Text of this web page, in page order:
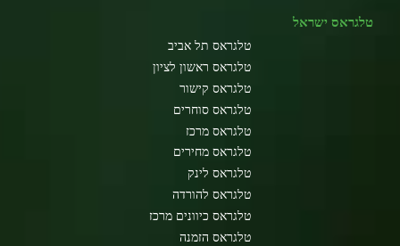
טלגראס ישראל
טלגראס תל אביב
טלגראס ראשון לציון
טלגראס קישור
טלגראס סוחרים
טלגראס מרכז
טלגראס מחירים
טלגראס לינק
טלגראס להורדה
טלגראס כיוונים מרכז
טלגראס הזמנה